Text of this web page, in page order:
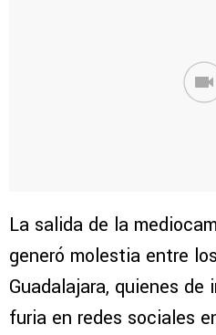
La salida de la
generó molestia entre
Guadalajara, quienes
furia en redes sociales